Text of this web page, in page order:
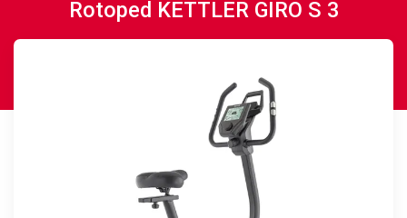
Rotoped KETTLER GIRO S 3